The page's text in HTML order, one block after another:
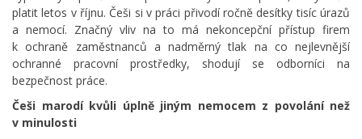
platit letos v říjnu. Češi si v práci přivodí ročně desítky tisíc úrazů
a nemocí. Značný vliv na to má nekoncepční přístup firem
k ochraně zaměstnanců a nadměrný tlak na co nejlevnější
ochranné pracovní prostředky, shodují se odborníci na
bezpečnost práce.
Češi marodí kvůli úplně jiným nemocem z povolání než
v minulosti